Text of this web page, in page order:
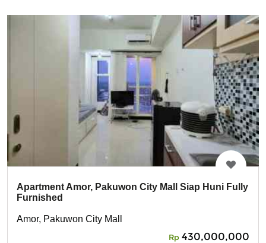
Apartment Amor, Pakuwon City Mall Siap Huni Fully
Furnished
Amor, Pakuwon City Mall
Rp 430,000,000